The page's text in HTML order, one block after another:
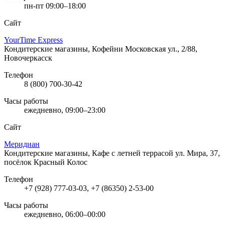
пн-пт 09:00–18:00
Сайт
YourTime Express
Кондитерские магазины, Кофейни Московская ул., 2/88,
Новочеркасск
Телефон
8 (800) 700-30-42
Часы работы
ежедневно, 09:00–23:00
Сайт
Меридиан
Кондитерские магазины, Кафе с летней террасой ул. Мира, 37,
посёлок Красный Колос
Телефон
+7 (928) 777-03-03, +7 (86350) 2-53-00
Часы работы
ежедневно, 06:00–00:00